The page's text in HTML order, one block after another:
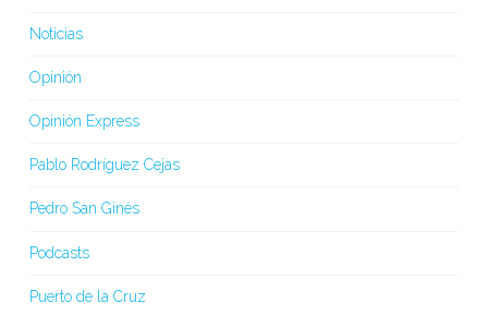
Noticias
Opinión
Opinión Express
Pablo Rodríguez Cejas
Pedro San Ginés
Podcasts
Puerto de la Cruz